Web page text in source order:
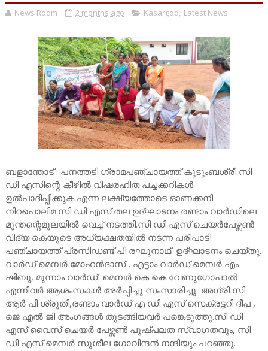
News Room 2 months ago Kasargod, Latest News
ബളാന്തോട് : പനത്തടി ഗ്രാമപഞ്ചായത്ത് കുടുംബശ്രീ സി
ഡി എസിന്റെ കീഴിൽ വിഷരഹിത പച്ചക്കറികൾ
ഉൽപാദിപ്പിക്കുക എന്ന ലക്ഷ്യത്തോടെ ഓണക്കനി
നിറപൊലിമ സി ഡി എസ് തല ഉദ്ഘാടനം രണ്ടാം വാർഡിലെ
മുന്തന്റെമൂലയിൽ വെച്ച് നടത്തി.സി ഡി എസ് ചെയർപേഴ്സൺ
വിദ്യ കെയുടെ അധ്യക്ഷതയിൽ നടന്ന പരിപാടി
പഞ്ചായത്ത് പ്രസിഡണ്ട് പി രഘുനാഥ് ഉദ്ഘാടനം ചെയ്തു.
വാർഡ് മെമ്പർ മോഹൻദാസ് , എട്ടാം വാർഡ് മെമ്പർ എം
ഷിബു, മൂന്നാം വാർഡ് മെമ്പർ കെ കെ വേണുഗോപാൽ
എന്നിവർ ആശംസകൾ അർപ്പിച്ചു സംസാരിച്ചു അഗ്രി സി
ആർ പി ശ്രുതി,രണ്ടാം വാർഡ് എ ഡി എസ് സെക്രട്ടറി ദീപ ,
ജെ എൽ ജി അംഗങ്ങൾ തുടങ്ങിയവർ പങ്കെടുത്തു.സി ഡി
എസ് വൈസ് ചെയർ പേഴ്സൺ പുഷ്പലത സ്വാഗതവും, സി
ഡി എസ് മെമ്പർ സുശീല ഗോവിന്ദൻ നന്ദിയും പറഞ്ഞു.